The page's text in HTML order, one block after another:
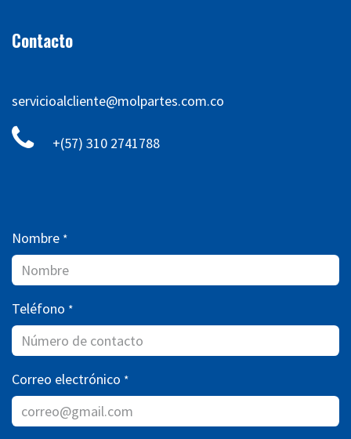
Contacto
servicioalcliente@molpartes.com.co
+(57) 310 2741788
Nombre *
Teléfono *
Correo electrónico *